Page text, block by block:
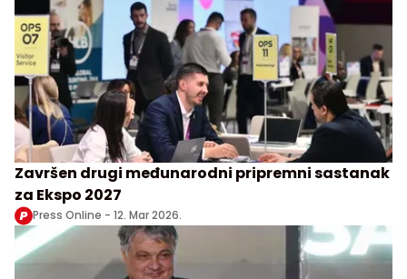
Završen drugi međunarodni pripremni sastanak
za Ekspo 2027
Press Online - 12. Mar 2026.